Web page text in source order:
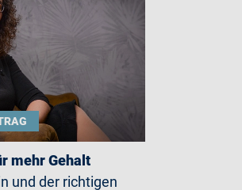
mehr Gehalt
und der richtigen